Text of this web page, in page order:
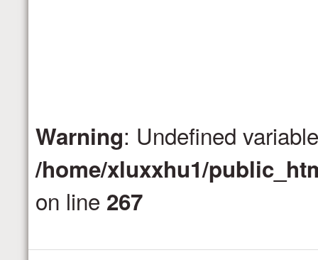
Warning: Undefined
/home/xluxxhu1/
on line 267